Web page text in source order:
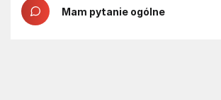
Mam pytanie ogólne